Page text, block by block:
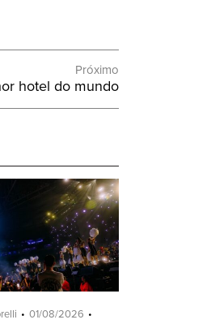
Próximo
hotel do mundo
01/08/2026